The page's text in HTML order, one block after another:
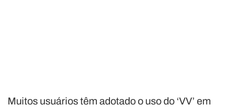
Muitos usuários têm adotado o uso do ‘VV’ em